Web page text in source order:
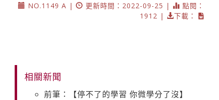
NO.1149 A |
更新時間：2022-09-25 |
點閱：
1912 |
下載：
相關新聞
前筆：【停不了的學習 你微學分了沒】